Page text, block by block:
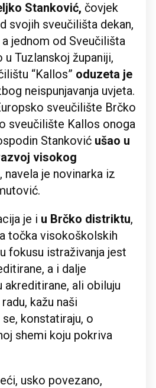
Stanković, čovjek
svojih sveučilišta dekan,
jednom od Sveučilišta
Tuzlanskoj županiji,
“Kallos” oduzeta je
neispunjavanja uvjeta.
sveučilište Brčko
sveučilište Kallos onoga
Stanković ušao u
visokog
, navela je novinarka iz
je i u Brčko distriktu,
točka visokoškolskih
fokusu istraživanja jest
a i dalje
akreditirane, ali obiluju
kažu naši
konstatiraju, o
shemi koju pokriva
usko povezano,